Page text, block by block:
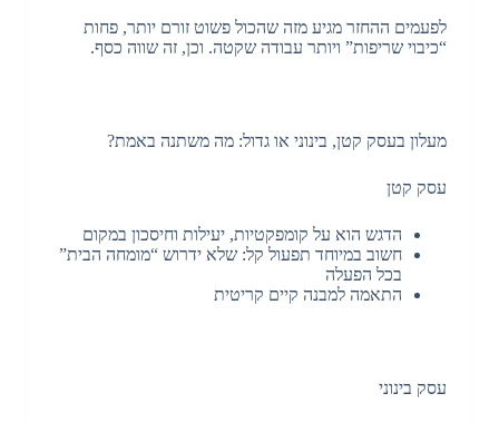
לפעמים ההחזר מגיע מזה שהכול פשוט זורם יותר, פחות
“כיבוי שריפות” ויותר עבודה שקטה. וכן, זה שווה כסף.
מעלון בעסק קטן, בינוני או גדול: מה משתנה באמת?
עסק קטן
הדגש הוא על קומפקטיות, יעילות וחיסכון במקום
חשוב במיוחד תפעול קל: שלא ידרוש “מומחה הבית”
בכל הפעלה
התאמה למבנה קיים קריטית
עסק בינוני